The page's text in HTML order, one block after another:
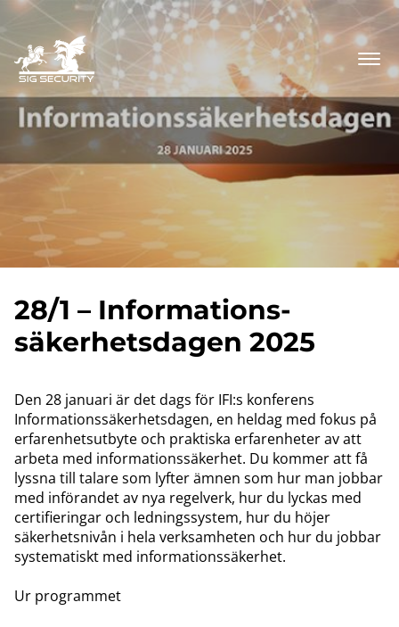
28/1 – Informations-
säkerhetsdagen 2025
Den 28 januari är det dags för IFI:s konferens
Informationssäkerhetsdagen, en heldag med fokus på
erfarenhetsutbyte och praktiska erfarenheter av att
arbeta med informationssäkerhet. Du kommer att få
lyssna till talare som lyfter ämnen som hur man jobbar
med införandet av nya regelverk, hur du lyckas med
certifieringar och ledningssystem, hur du höjer
säkerhetsnivån i hela verksamheten och hur du jobbar
systematiskt med informationssäkerhet.
Ur programmet